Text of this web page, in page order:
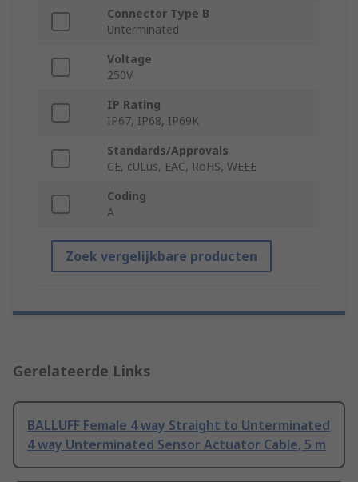
Connector Type B
Unterminated
Voltage
250V
IP Rating
IP67, IP68, IP69K
Standards/Approvals
CE, cULus, EAC, RoHS, WEEE
Coding
A
Zoek vergelijkbare producten
Gerelateerde Links
BALLUFF Female 4 way Straight to Unterminated
4 way Unterminated Sensor Actuator Cable, 5 m